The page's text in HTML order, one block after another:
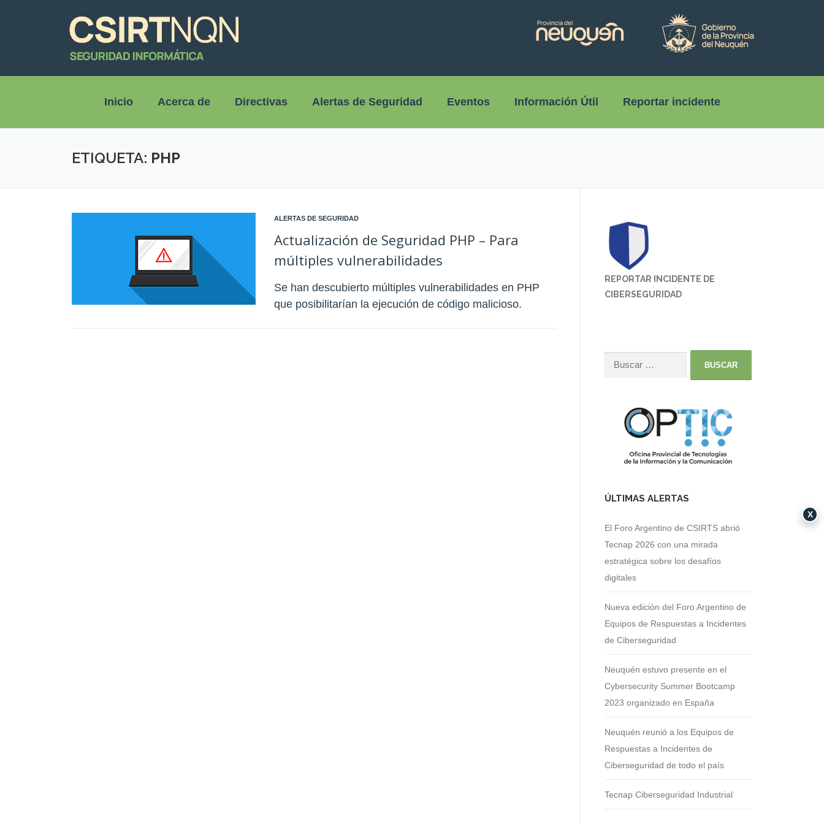
Inicio Acerca de Directivas Alertas de Seguridad Eventos Información Útil Reportar incidente
ETIQUETA: PHP
ALERTAS DE SEGURIDAD
Actualización de Seguridad PHP – Para
múltiples vulnerabilidades
Se han descubierto múltiples vulnerabilidades en PHP
que posibilitarían la ejecución de código malicioso.
REPORTAR INCIDENTE DE
CIBERSEGURIDAD
ÚLTIMAS ALERTAS
El Foro Argentino de CSIRTS abrió
Tecnap 2026 con una mirada
estratégica sobre los desafíos
digitales
Nueva edición del Foro Argentino de
Equipos de Respuestas a Incidentes
de Ciberseguridad
Neuquén estuvo presente en el
Cybersecurity Summer Bootcamp
2023 organizado en España
Neuquén reunió a los Equipos de
Respuestas a Incidentes de
Ciberseguridad de todo el país
Tecnap Ciberseguridad Industrial
X